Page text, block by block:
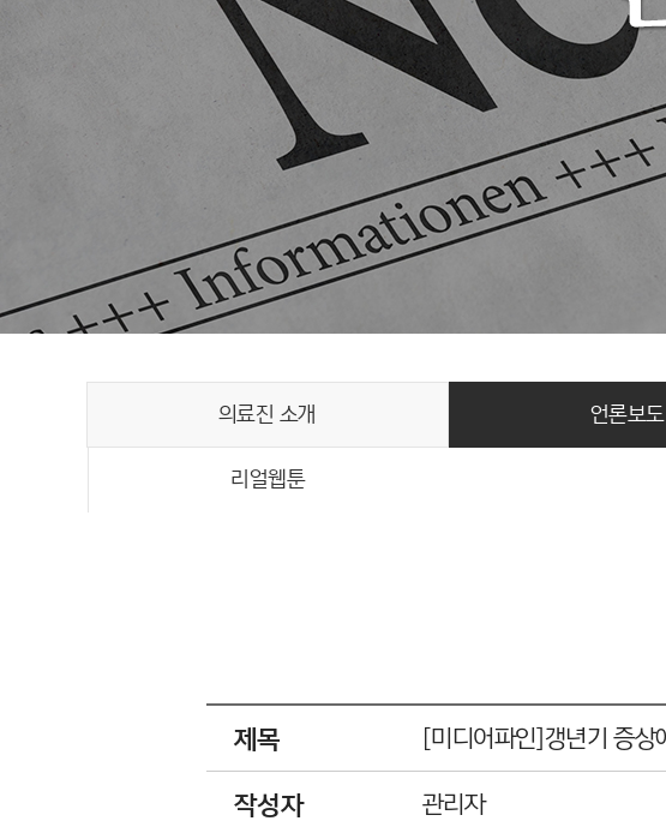
의료진 소개 언론보도
리얼웹툰
제목 [미디어파인]갱년기 증상
작성자 관리자